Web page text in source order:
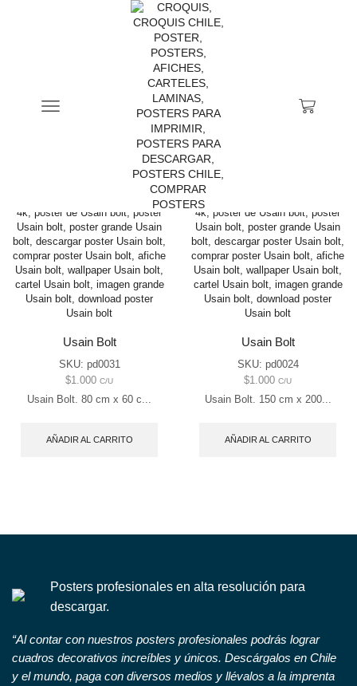
Productos Etiquetados “poster Usain Bolt”
CATEGORÍAS DE PRODUCTOS
Usain Bolt
SKU: pd0031
$1.000 C/U
Usain Bolt. 80 cm x 60 c...
AÑADIR AL CARRITO
Usain Bolt
SKU: pd0024
$1.000 C/U
Usain Bolt. 150 cm x 200...
AÑADIR AL CARRITO
Posters profesionales en alta resolución para
descargar.
“Al contar con nuestros posters profesionales podrás lograr
cuadros decorativos increíbles y únicos. Descárgalos en Chile
y el mundo, paga con diversos medios y llévalos a la imprenta